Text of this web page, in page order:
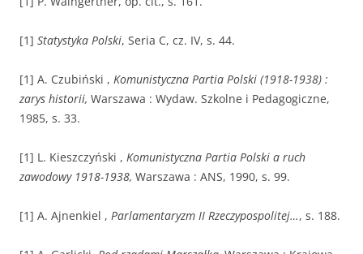
[1] Statystyka Polski, Seria C, cz. IV, s. 44.
[1] A. Czubiński , Komunistyczna Partia Polski (1918-1938) :
zarys historii, Warszawa : Wydaw. Szkolne i Pedagogiczne,
1985, s. 33.
[1] L. Kieszczyński , Komunistyczna Partia Polski a ruch
zawodowy 1918-1938, Warszawa : ANS, 1990, s. 99.
[1] A. Ajnenkiel , Parlamentaryzm II Rzeczypospolitej…, s. 188.